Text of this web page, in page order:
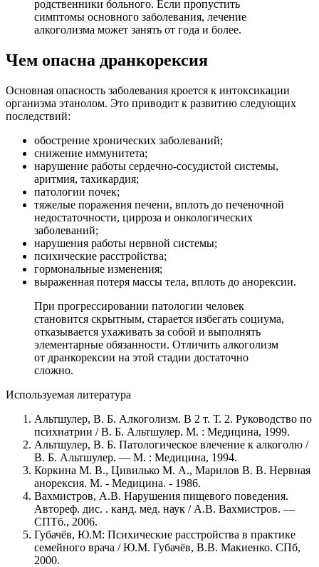
родственники больного. Если пропустить
симптомы основного заболевания, лечение
алкоголизма может занять от года и более.
Чем опасна дранкорексия
Основная опасность заболевания кроется к интоксикации
организма этанолом. Это приводит к развитию следующих
последствий:
обострение хронических заболеваний;
снижение иммунитета;
нарушение работы сердечно-сосудистой системы,
аритмия, тахикардия;
патологии почек;
тяжелые поражения печени, вплоть до печеночной
недостаточности, цирроза и онкологических
заболеваний;
нарушения работы нервной системы;
психические расстройства;
гормональные изменения;
выраженная потеря массы тела, вплоть до анорексии.
При прогрессировании патологии человек
становится скрытным, старается избегать социума,
отказывается ухаживать за собой и выполнять
элементарные обязанности. Отличить алкоголизм
от дранкорексии на этой стадии достаточно
сложно.
Используемая литература
Альтшулер, В. Б. Алкоголизм. В 2 т. Т. 2. Руководство по
психиатрии / В. Б. Альтшулер. М. : Медицина, 1999.
Альтшулер, В. Б. Патологическое влечение к алкоголю /
В. Б. Альтшулер. — М. : Медицина, 1994.
Коркина М. В., Цивилько М. А., Марилов В. В. Нервная
анорексия. М. - Медицина. - 1986.
Вахмистров, А.В. Нарушения пищевого поведения.
Автореф. дис. . канд. мед. наук / А.В. Вахмистров. —
СПТб., 2006.
Губачёв, Ю.М: Психические расстройства в практике
семейного врача / Ю.М. Губачёв, В.В. Макиенко. СПб,
2000.